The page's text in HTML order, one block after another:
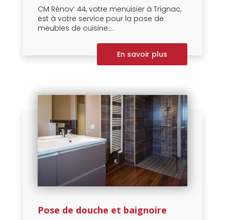
CM Rénov’ 44, votre menuisier à Trignac,
est à votre service pour la pose de
meubles de cuisine....
En savoir plus
Pose de douche et baignoire